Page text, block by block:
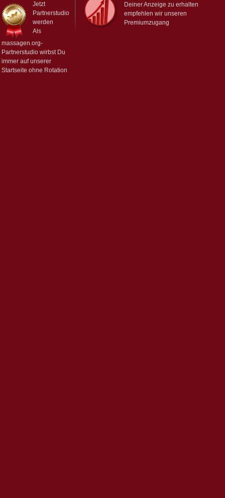
Jetzt
Partnerstudio
werden
Als
massagen.org-
Partnerstudio wirbst Du
immer auf unserer
Startseite ohne Rotation
Deiner Anzeige zu erhalten
empfehlen wir unseren
Premiumzugang